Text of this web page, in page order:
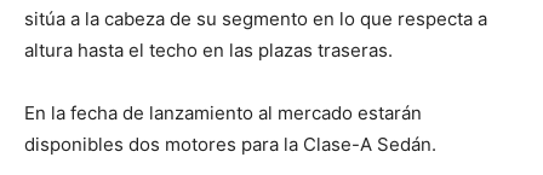
sitúa a la cabeza de su segmento en lo que respecta a
altura hasta el techo en las plazas traseras.
En la fecha de lanzamiento al mercado estarán
disponibles dos motores para la Clase-A Sedán.